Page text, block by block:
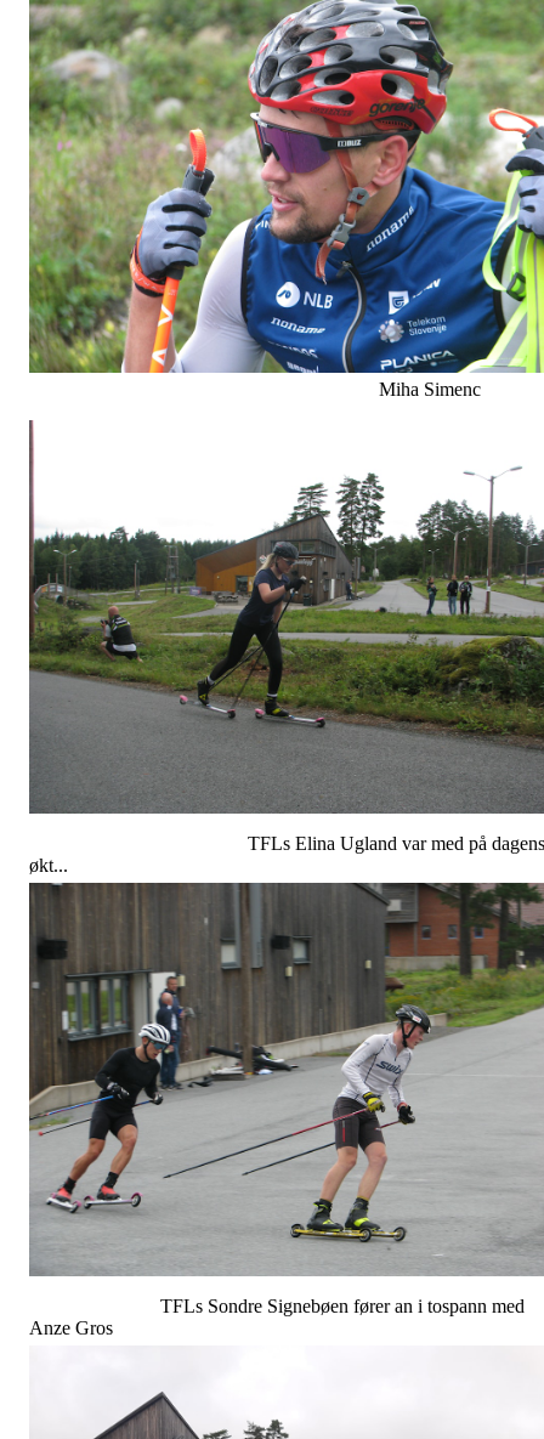
Miha Simenc
TFLs Elina Ugland var med på dagens
økt...
TFLs Sondre Signebøen fører an i tospann med
Anze Gros